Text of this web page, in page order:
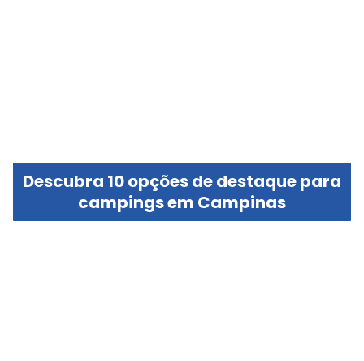
Descubra 10 opções de destaque para
campings em Campinas